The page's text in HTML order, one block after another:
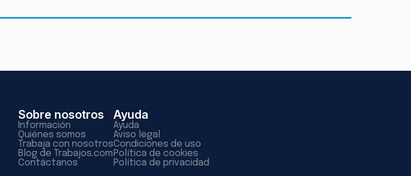
Sobre nosotros
Información
Quiénes somos
Trabaja con nosotros
Blog de Trabajos.com
Contáctanos
Ayuda
Ayuda
Aviso legal
Condiciones de uso
Política de cookies
Política de privacidad